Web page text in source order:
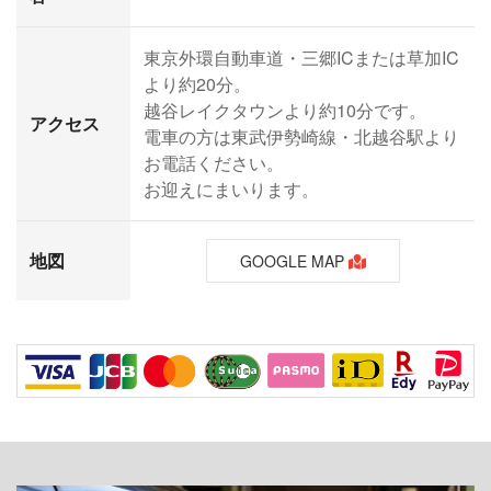
アクセス
東京外環自動車道・三郷ICまたは草加IC
より約20分。
越谷レイクタウンより約10分です。
電車の方は東武伊勢崎線・北越谷駅より
お電話ください。
お迎えにまいります。
地図 GOOGLE MAP